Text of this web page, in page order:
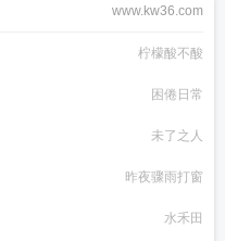
www.kw36.com
柠檬酸不酸
困倦日常
未了之人
昨夜骤雨打窗
水禾田